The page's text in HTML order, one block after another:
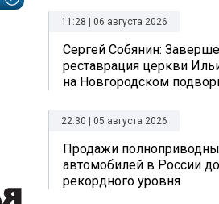
11:28 | 06 августа 2026
Сергей Собянин:
реставрация церкви
на Новгородском
22:30 | 05 августа 2026
Продажи
автомобилей в России
рекордного уровня